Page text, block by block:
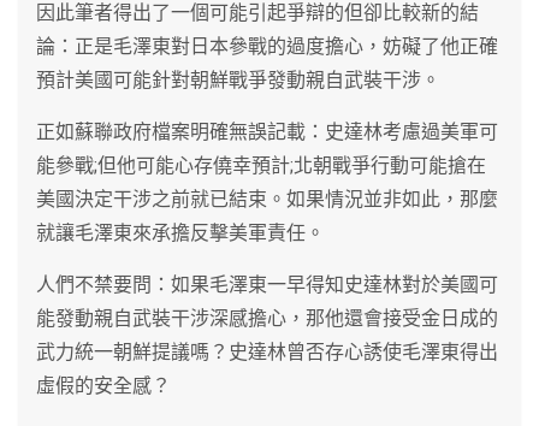
因此筆者得出了一個可能引起爭辯的但卻比較新的結
論：正是毛澤東對日本參戰的過度擔心，妨礙了他正確
預計美國可能針對朝鮮戰爭發動親自武裝干涉。
正如蘇聯政府檔案明確無誤記載：史達林考慮過美軍可
能參戰;但他可能心存僥幸預計;北朝戰爭行動可能搶在
美國決定干涉之前就已結束。如果情況並非如此，那麼
就讓毛澤東來承擔反擊美軍責任。
人們不禁要問：如果毛澤東一早得知史達林對於美國可
能發動親自武裝干涉深感擔心，那他還會接受金日成的
武力統一朝鮮提議嗎？史達林曾否存心誘使毛澤東得出
虛假的安全感？